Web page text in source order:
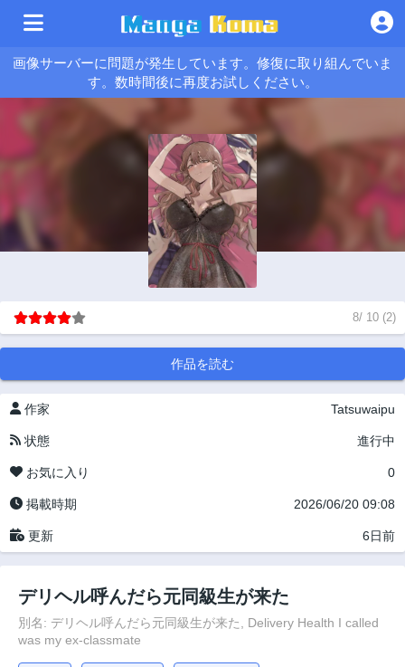
画像サーバーに問題が発生しています。修復に取り組んでいま
す。数時間後に再度お試しください。
8/ 10 (2)
作品を読む
作家 Tatsuwaipu
状態 進行中
お気に入り 0
掲載時期 2026/06/20 09:08
更新 6日前
デリヘル呼んだら元同級生が来た
別名: デリヘル呼んだら元同級生が来た, Delivery Health I called
was my ex-classmate